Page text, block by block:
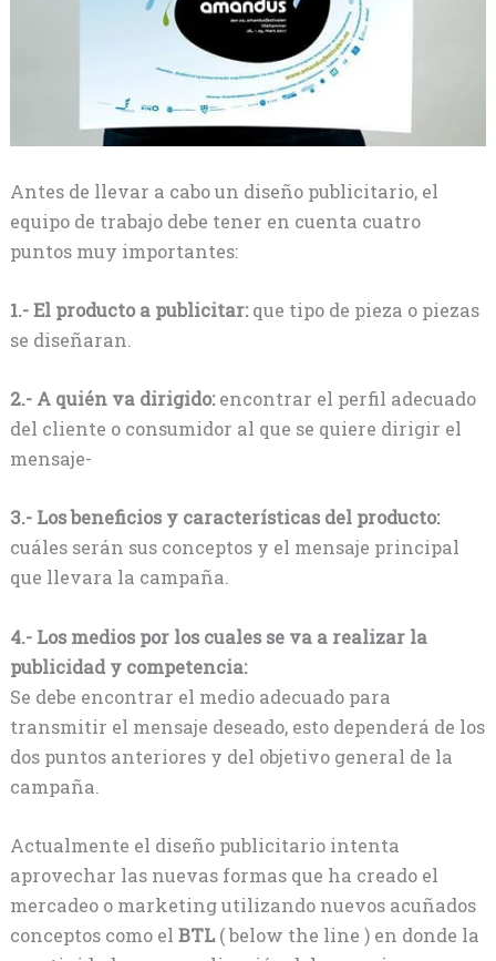
Antes de llevar a cabo un diseño publicitario, el
equipo de trabajo debe tener en cuenta cuatro
puntos muy importantes:
1.- El producto a publicitar:que tipo de pieza o piezas
se diseñaran.
2.- A quién va dirigido:encontrar el perfil adecuado
del cliente o consumidor al que se quiere dirigir el
mensaje-
3.- Los beneficios y características del producto:
cuáles serán sus conceptos y el mensaje principal
que llevara la campaña.
4.- Los medios por los cuales se va a realizar la
publicidad y competencia:
Se debe encontrar el medio adecuado para
transmitir el mensaje deseado, esto dependerá de los
dos puntos anteriores y del objetivo general de la
campaña.
Actualmente el diseño publicitario intenta
aprovechar las nuevas formas que ha creado el
mercadeo o marketing utilizando nuevos acuñados
conceptos como el BTL( below the line ) en donde la